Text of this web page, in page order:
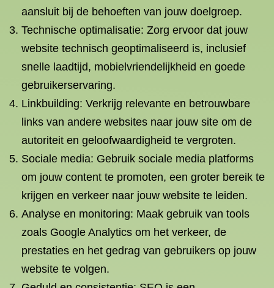
aansluit bij de behoeften van jouw doelgroep.
Technische optimalisatie: Zorg ervoor dat jouw
website technisch geoptimaliseerd is, inclusief
snelle laadtijd, mobielvriendelijkheid en goede
gebruikerservaring.
Linkbuilding: Verkrijg relevante en betrouwbare
links van andere websites naar jouw site om de
autoriteit en geloofwaardigheid te vergroten.
Sociale media: Gebruik sociale media platforms
om jouw content te promoten, een groter bereik te
krijgen en verkeer naar jouw website te leiden.
Analyse en monitoring: Maak gebruik van tools
zoals Google Analytics om het verkeer, de
prestaties en het gedrag van gebruikers op jouw
website te volgen.